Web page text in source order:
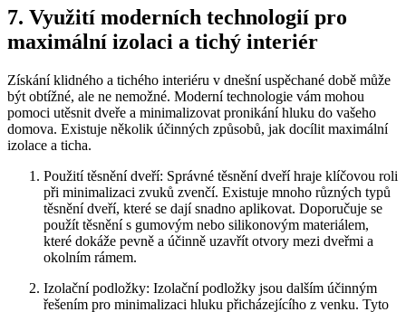
7. Využití moderních technologií⁣ pro‌
maximální izolaci a tichý interiér
Získání klidného a tichého interiéru v dnešní uspěchané době může
být obtížné, ⁤ale ne nemožné. Moderní technologie vám⁤ mohou
pomoci utěsnit dveře a ‍minimalizovat pronikání‍ hluku do ⁢vašeho
domova. Existuje několik účinných způsobů, jak docílit maximální
izolace a ticha.
Použití těsnění‍ dveří:⁤ Správné těsnění ‍dveří hraje ⁣klíčovou roli
při minimalizaci zvuků zvenčí. Existuje mnoho ⁢různých⁢ typů
těsnění dveří, které se dají snadno aplikovat. Doporučuje se
použít těsnění s gumovým nebo silikonovým ‍materiálem,
které‌ dokáže pevně⁤ a účinně uzavřít otvory mezi dveřmi a
okolním rámem.
Izolační podložky: Izolační podložky jsou‌ dalším účinným
řešením pro minimalizaci hluku přicházejícího z venku. Tyto